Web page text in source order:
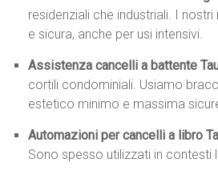
residenziali che industriali. I
e sicura, anche per usi intensivi.
Assistenza cancelli a battente
cortili condominiali. Usiamo
estetico minimo e massima
Automazioni per cancelli a libro
Sono spesso utilizzati in